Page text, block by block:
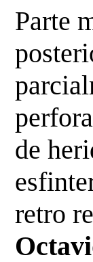
Parte
de
retro